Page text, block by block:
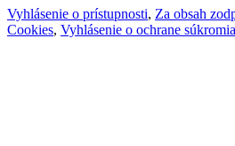
Vyhlásenie o prístupnosti, Za obsah
Cookies, Vyhlásenie o ochrane súkromia